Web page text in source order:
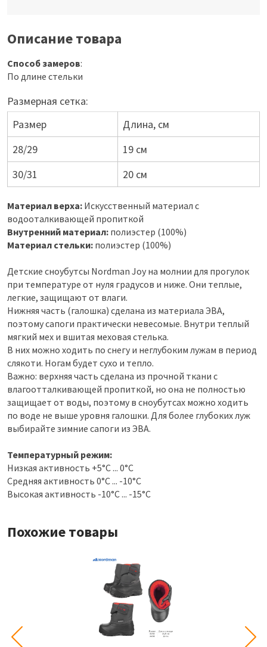
Описание товара
Способ замеров:
По длине стельки
Размерная сетка:
Размер
Длина, см
28/29
19 см
30/31
20 см
Материал верха: Искусственный материал с
водооталкивающей пропиткой
Внутренний материал: полиэстер (100%)
Материал стельки: полиэстер (100%)
Детские сноубутсы Nordman Joy на молнии для прогулок
при температуре от нуля градусов и ниже. Они теплые,
легкие, защищают от влаги.
Нижняя часть (галошка) сделана из материала ЭВА,
поэтому сапоги практически невесомые. Внутри теплый
мягкий мех и вшитая меховая стелька.
В них можно ходить по снегу и неглубоким лужам в период
слякоти. Ногам будет сухо и тепло.
Важно: верхняя часть сделана из прочной ткани с
влагоотталкивающей пропиткой, но она не полностью
защищает от воды, поэтому в сноубутсах можно ходить
по воде не выше уровня галошки. Для более глубоких луж
выбирайте зимние сапоги из ЭВА.
Температурный режим:
Низкая активность +5°С ... 0°С
Средняя активность 0°С ... -10°С
Высокая активность -10°С ... -15°С
Похожие товары